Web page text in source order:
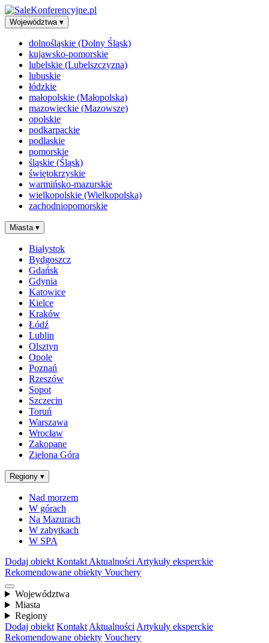
Województwa ▾
dolnośląskie (Dolny Śląsk)
kujawsko-pomorskie
lubelskie (Lubelszczyzna)
lubuskie
łódzkie
małopolskie (Małopolska)
mazowieckie (Mazowsze)
opolskie
podkarpackie
podlaskie
pomorskie
śląskie (Śląsk)
świętokrzyskie
warmińsko-mazurskie
wielkopolskie (Wielkopolska)
zachodniopomorskie
Miasta ▾
Białystok
Bydgoszcz
Gdańsk
Gdynia
Katowice
Kielce
Kraków
Łódź
Lublin
Olsztyn
Opole
Poznań
Rzeszów
Sopot
Szczecin
Toruń
Warszawa
Wrocław
Zakopane
Zielona Góra
Regiony ▾
Nad morzem
W górach
Na Mazurach
W zabytkach
W SPA
Dodaj obiekt Kontakt Aktualności Artykuły eksperckie
Rekomendowane obiekty Vouchery
Województwa
Miasta
Regiony
Dodaj obiekt Kontakt Aktualności Artykuły eksperckie
Rekomendowane obiekty Vouchery